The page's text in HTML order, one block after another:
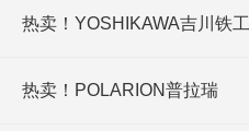
热卖！YOSHIKAWA吉川铁工
热卖！POLARION普拉瑞